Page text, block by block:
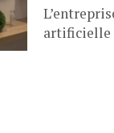
artificielle